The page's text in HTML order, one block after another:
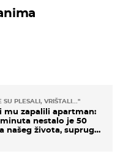
SU PLESALI, VRIŠTALI..."
mu zapalili apartman:
nestalo je 50
našeg života, supruga